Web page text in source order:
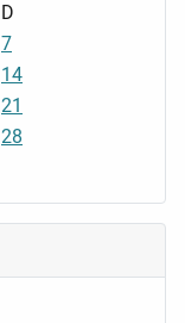
D
7
14
21
28